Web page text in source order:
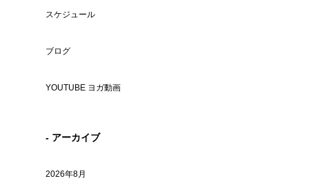
スケジュール
ブログ
YOUTUBE ヨガ動画
- アーカイブ
2026年8月